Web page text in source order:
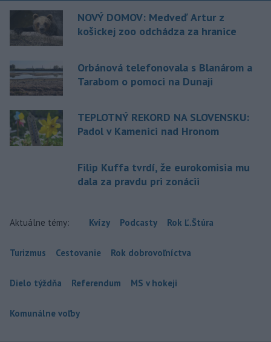
NOVÝ DOMOV: Medveď Artur z
košickej zoo odchádza za hranice
Orbánová telefonovala s Blanárom a
Tarabom o pomoci na Dunaji
TEPLOTNÝ REKORD NA SLOVENSKU:
Padol v Kamenici nad Hronom
Filip Kuffa tvrdí, že eurokomisia mu
dala za pravdu pri zonácii
Aktuálne témy: Kvízy Podcasty Rok Ľ.Štúra
Turizmus Cestovanie Rok dobrovoľníctva
Dielo týždňa Referendum MS v hokeji
Komunálne voľby